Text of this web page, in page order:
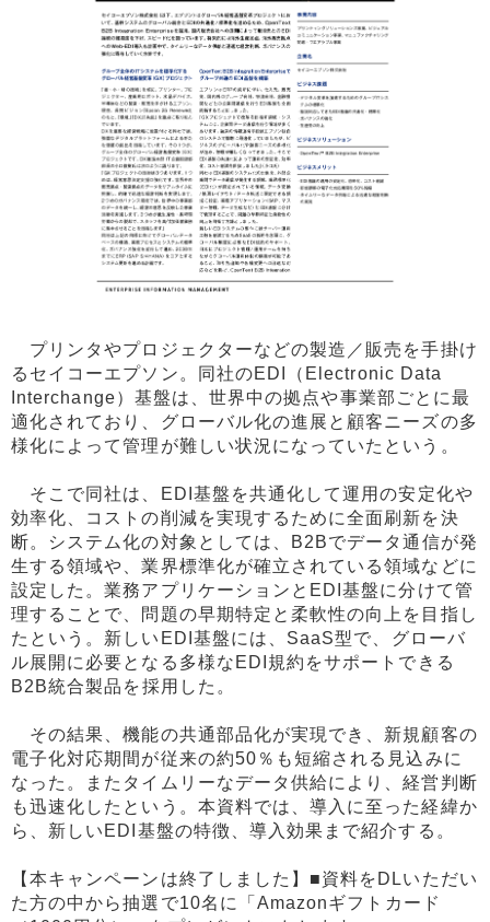
プリンタやプロジェクターなどの製造／販売を手掛け
るセイコーエプソン。同社のEDI（Electronic Data
Interchange）基盤は、世界中の拠点や事業部ごとに最
適化されており、グローバル化の進展と顧客ニーズの多
様化によって管理が難しい状況になっていたという。
そこで同社は、EDI基盤を共通化して運用の安定化や
効率化、コストの削減を実現するために全面刷新を決
断。システム化の対象としては、B2Bでデータ通信が発
生する領域や、業界標準化が確立されている領域などに
設定した。業務アプリケーションとEDI基盤に分けて管
理することで、問題の早期特定と柔軟性の向上を目指し
たという。新しいEDI基盤には、SaaS型で、グローバ
ル展開に必要となる多様なEDI規約をサポートできる
B2B統合製品を採用した。
その結果、機能の共通部品化が実現でき、新規顧客の
電子化対応期間が従来の約50％も短縮される見込みに
なった。またタイムリーなデータ供給により、経営判断
も迅速化したという。本資料では、導入に至った経緯か
ら、新しいEDI基盤の特徴、導入効果まで紹介する。
【本キャンペーンは終了しました】■資料をDLいただい
た方の中から抽選で10名に「Amazonギフトカード